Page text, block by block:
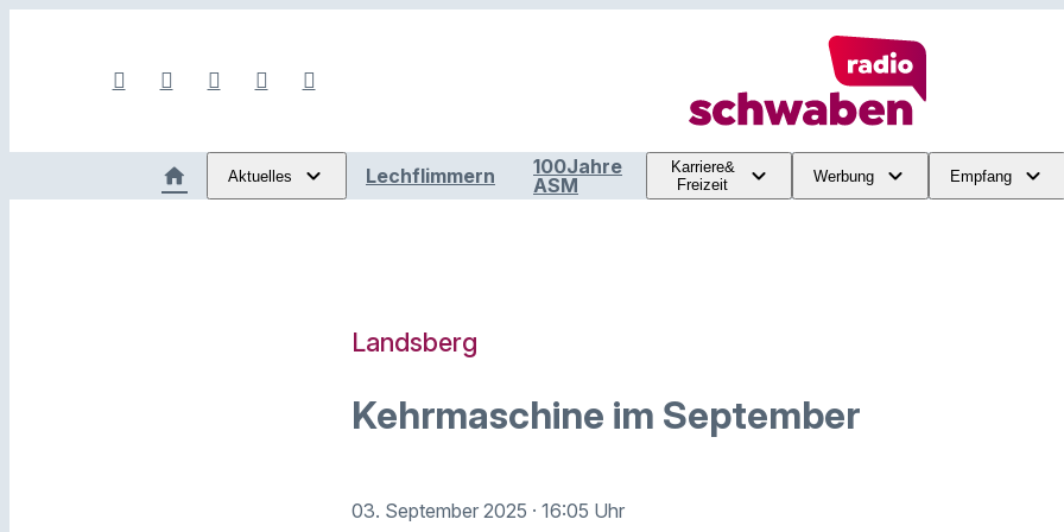
Aktuelles Lechflimmern
100Jahre
ASM
Karriere&
Freizeit
Werbung Empfang
Landsberg
Kehrmaschine im September
03. September 2025 · 16:05 Uhr